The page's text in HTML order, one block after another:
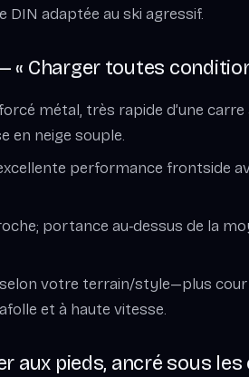
DIN adaptée au ski agressif.
« Charger toutes
métal, très rapide d’une carre
en neige souple.
performance frontside
portance au‑dessus de la
selon votre terrain/style—plus
et à haute vitesse.
aux pieds, ancré sous les